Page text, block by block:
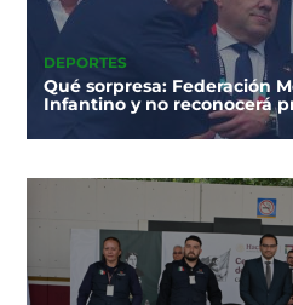
DEPORTES
Qué sorpresa: Federación
Infantino y no reconocerá